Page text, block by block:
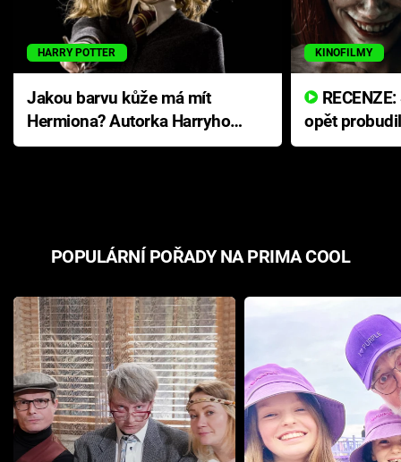
HARRY POTTER
Jakou barvu kůže má mít
Hermiona? Autorka Harryho
Pottera přišla s ráznou
KINOFILMY
opět
přichází s
POPULÁRNÍ POŘADY NA PRIMA COOL